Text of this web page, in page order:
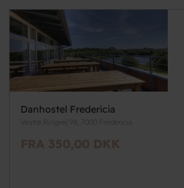
Danhostel Fredericia
Vestre Ringvej 98, 7000 Fredericia
FRA 350,00 DKK